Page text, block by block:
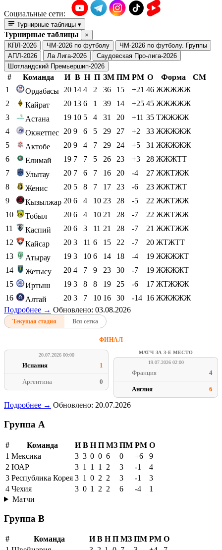
Социальные сети:
Турнирные таблицы ▾
Турнирные таблицы
×
КПЛ-2026
ЧМ-2026 по футболу
ЧМ-2026 по футболу. Группы
АПЛ-2026
Ла Лига-2026
Саудовская Про-лига-2026
Шотландский Премьершип-2026
# Команда И В Н П ЗМ ПМ РМ О Форма
СМ
1
Ордабасы 20 14 4 2 36 15 +21 46 ЖЖЖЖЖ
2
Кайрат 20 13 6 1 39 14 +25 45 ЖЖЖЖЖ
3
Астана 19 10 5 4 31 20 +11 35 ТЖЖЖЖ
4
Окжетпес 20 9 6 5 29 27 +2 33 ЖЖЖЖЖ
5
Актобе 20 9 4 7 29 24 +5 31 ЖЖЖЖЖ
6
Елимай 19 7 7 5 26 23 +3 28 ЖЖЖТТ
7
Улытау 20 7 6 7 16 20 -4 27 ЖЖТЖЖ
8
Женис 20 5 8 7 17 23 -6 23 ЖЖТЖТ
9
Кызылжар 20 6 4 10 23 28 -5 22 ЖЖТЖЖ
10
Тобыл 20 6 4 10 21 28 -7 22 ЖЖТЖЖ
11
Каспий 20 6 3 11 21 28 -7 21 ЖЖТЖЖ
12
Кайсар 20 3 11 6 15 22 -7 20 ЖТЖТТ
13
Атырау 19 3 10 6 14 18 -4 19 ЖЖЖЖТ
14
Жетысу 20 4 7 9 23 30 -7 19 ЖЖЖЖТ
15
Иртыш 19 3 8 8 19 25 -6 17 ЖТЖЖЖ
16
Алтай 20 3 7 10 16 30 -14 16 ЖЖЖЖЖ
Подробнее → Обновлено: 03.08.2026
Текущая стадия Вся сетка
ФИНАЛ
20.07.2026 00:00
Испания 1
Аргентина 0
МАТЧ ЗА 3-Е МЕСТО
19.07.2026 02:00
Франция 4
Англия 6
Подробнее → Обновлено: 20.07.2026
Группа A
# Команда И В Н П МЗ ПМ РМ О
1 Мексика 3 3 0 0 6 0 +6
9
2 ЮАР 3 1 1 1 2 3 -1
4
3 Республика Корея 3 1 0 2 2 3 -1
3
4 Чехия 3 0 1 2 2 6 -4
1
Матчи
Группа B
# Команда И В Н П МЗ ПМ РМ О